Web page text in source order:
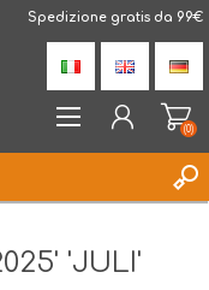
Spedizione gratis da 99€
(0)
'JULI'